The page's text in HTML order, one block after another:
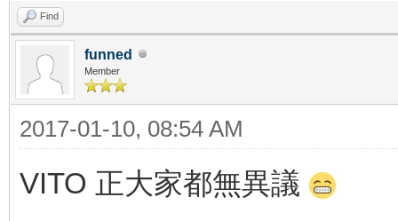
Find
funned
Member
2017-01-10, 08:54 AM
VITO 正大家都無異議